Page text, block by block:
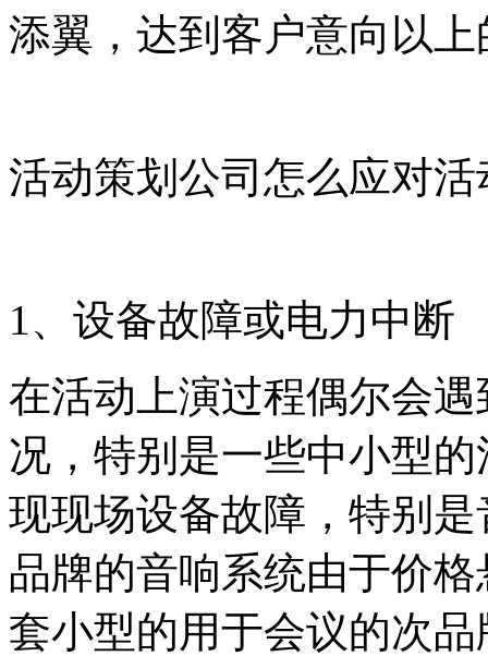
添翼，达到客户意向以
活动策划公司怎么应对
1、设备故障或电力中断
在活动上演过程偶尔会
况，特别是一些中小型
现现场设备故障，特别
品牌的音响系统由于价
套小型的用于会议的次